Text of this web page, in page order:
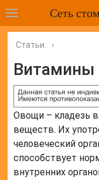
Сеть
Статьи ›
Витамины
Овощи – кладезь
веществ. Их
человеческий
способствует
внутренних